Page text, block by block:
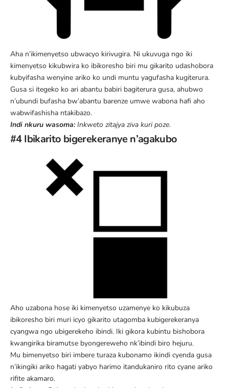
Aha n’ikimenyetso ubwacyo kirivugira. Ni ukuvuga ngo iki
kimenyetso kikubwira ko ibikoresho biri mu gikarito udashobora
kubyifasha wenyine ariko ko undi muntu yagufasha kugiterura.
Gusa si itegeko ko ari abantu babiri bagiterura gusa, ahubwo
n’ubundi bufasha bw’abantu barenze umwe wabona hafi aho
wabwifashisha ntakibazo.
Indi nkuru wasoma: Inkweto zitajya ziva kuri poze.
#4 Ibikarito bigerekeranye n’agakubo
Aho uzabona hose iki kimenyetso uzamenye ko kikubuza
ibikoresho biri muri icyo gikarito utagomba kubigerekeranya
cyangwa ngo ubigerekeho ibindi. Iki gikora kubintu bishobora
kwangirika biramutse byongereweho nk’ibindi biro hejuru.
Mu bimenyetso biri imbere turaza kubonamo ikindi cyenda gusa
n’ikingiki ariko hagati yabyo harimo itandukaniro rito cyane ariko
rifite akamaro.